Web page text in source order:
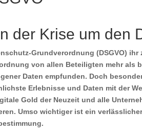
der Krise um den
Grundverordnung (DSGVO)
von allen Beteiligten mehr als
Daten empfunden. Doch
Erlebnisse und Daten mit der
Gold der Neuzeit und alle
Umso wichtiger ist ein